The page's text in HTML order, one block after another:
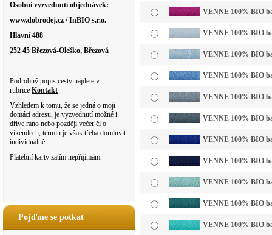
Osobní vyzvednutí objednávek:
www.dobrodej.cz / InBIO s.r.o.
Hlavní 488
252 45 Březová-Oleško, Březová
Podrobný popis cesty najdete v
rubrice Kontakt
Vzhledem k tomu, že se jedná o moji
domácí adresu, je vyzvednutí možné i
dříve ráno nebo později večer či o
víkendech, termín je však třeba domluvit
individuálně.
Platební karty zatím nepřijímám.
Pojďme se potkat
VENNE 100% BIO
VENNE 100% BIO
VENNE 100% BIO
VENNE 100% BIO
VENNE 100% BIO
VENNE 100% BIO
VENNE 100% BIO
VENNE 100% BIO
VENNE 100% BIO
VENNE 100% BIO
VENNE 100% BIO